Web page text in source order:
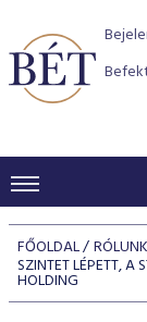
KERESKEDÉSI
INDEXEK
BEFEKTETŐK
FŐOLDAL RÓLUNK
SZINTET LÉPETT, A
HOLDING